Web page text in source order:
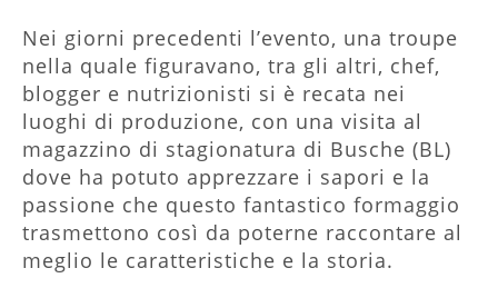
Nei giorni precedenti l’evento, una troupe
nella quale figuravano, tra gli altri, chef,
blogger e nutrizionisti si è recata nei
luoghi di produzione, con una visita al
magazzino di stagionatura di Busche (BL)
dove ha potuto apprezzare i sapori e la
passione che questo fantastico formaggio
trasmettono così da poterne raccontare al
meglio le caratteristiche e la storia.